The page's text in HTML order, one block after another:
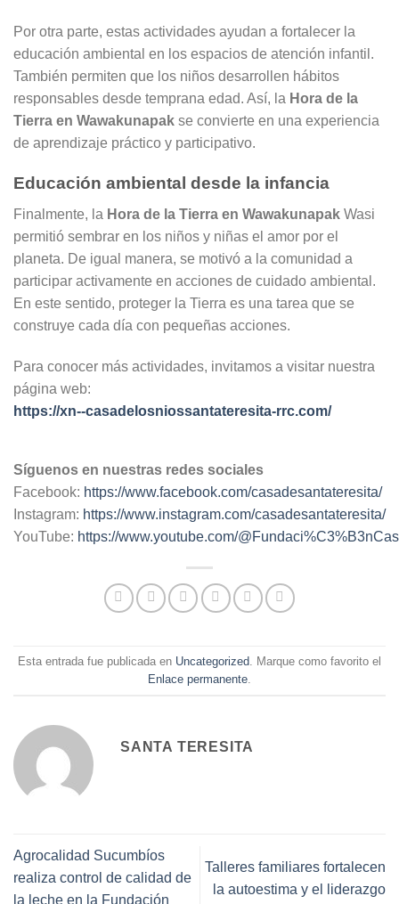
Por otra parte, estas actividades ayudan a fortalecer la
educación ambiental en los espacios de atención infantil.
También permiten que los niños desarrollen hábitos
responsables desde temprana edad. Así, la Hora de la
Tierra en Wawakunapak se convierte en una experiencia
de aprendizaje práctico y participativo.
Educación ambiental desde la infancia
Finalmente, la Hora de la Tierra en Wawakunapak Wasi
permitió sembrar en los niños y niñas el amor por el
planeta. De igual manera, se motivó a la comunidad a
participar activamente en acciones de cuidado ambiental.
En este sentido, proteger la Tierra es una tarea que se
construye cada día con pequeñas acciones.
Para conocer más actividades, invitamos a visitar nuestra
página web:
https://xn--casadelosniossantateresita-rrc.com/
Síguenos en nuestras redes sociales
Facebook: https://www.facebook.com/casadesantateresita/
Instagram: https://www.instagram.com/casadesantateresita/
YouTube: https://www.youtube.com/
Esta entrada fue publicada en Uncategorized . Marque como favorito el
Enlace permanente
SANTA TERESITA
Agrocalidad Sucumbíos
realiza control de calidad de
la leche en la Fundación
Talleres familiares fortalecen
la autoestima y el liderazgo